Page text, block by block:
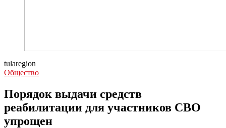
tularegion
Общество
Порядок выдачи средств
реабилитации для участников СВО
упрощен